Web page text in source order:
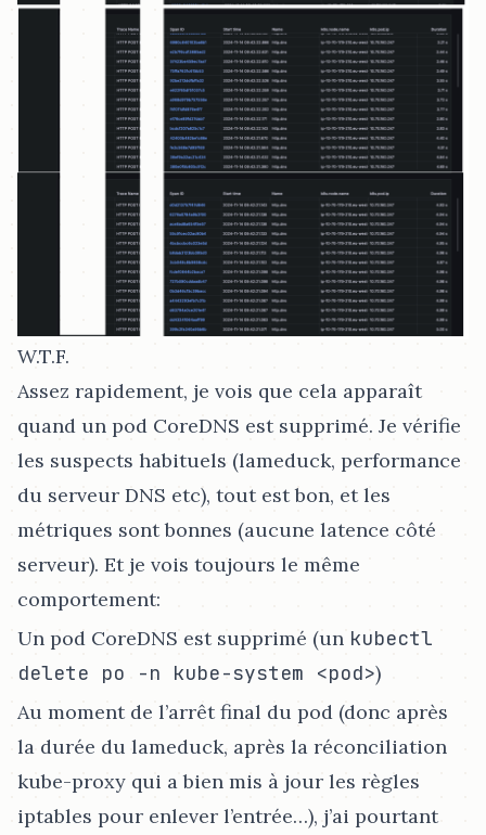
W.T.F.
Assez rapidement, je vois que cela apparaît
quand un pod CoreDNS est supprimé. Je vérifie
les suspects habituels (lameduck, performance
du serveur DNS etc), tout est bon, et les
métriques sont bonnes (aucune latence côté
serveur). Et je vois toujours le même
comportement:
Un pod CoreDNS est supprimé (un kubectl
delete po -n kube-system <pod>)
Au moment de l’arrêt final du pod (donc après
la durée du lameduck, après la réconciliation
kube-proxy qui a bien mis à jour les règles
iptables pour enlever l’entrée…​), j’ai pourtant